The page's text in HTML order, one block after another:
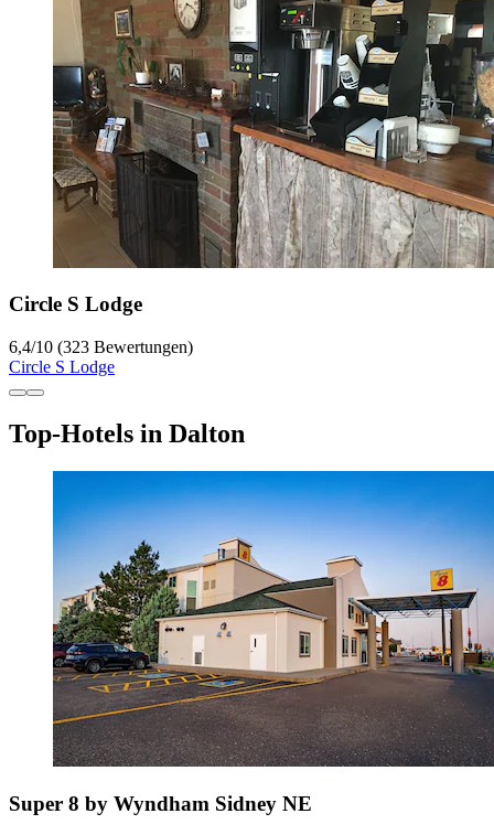
Circle S Lodge
6,4/10 (323 Bewertungen)
Circle S Lodge
Top-Hotels in Dalton
Super 8 by Wyndham Sidney NE